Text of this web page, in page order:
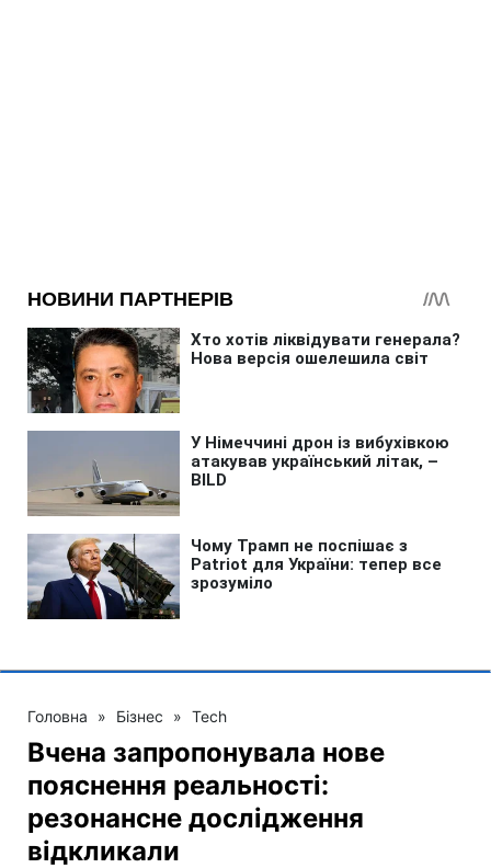
Головна » Бізнес » Tech
Вчена запропонувала нове
пояснення реальності:
резонансне дослідження
відкликали